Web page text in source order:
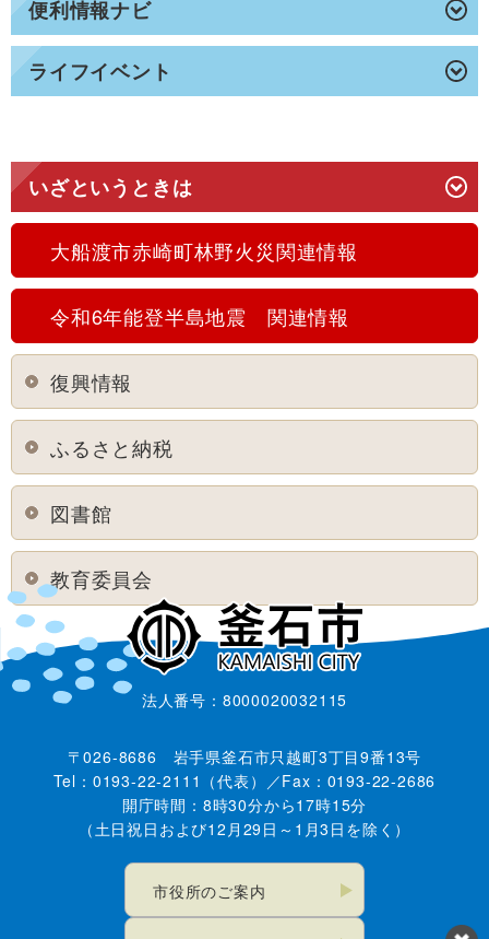
便利情報ナビ
ライフイベント
いざというときは
大船渡市赤崎町林野火災関連情報
令和6年能登半島地震 関連情報
復興情報
ふるさと納税
図書館
教育委員会
法人番号：8000020032115
〒026-8686 岩手県釜石市只越町3丁目9番13号
Tel：0193-22-2111（代表）／Fax：0193-22-2686
開庁時間：8時30分から17時15分
（土日祝日および12月29日～1月3日を除く）
市役所のご案内